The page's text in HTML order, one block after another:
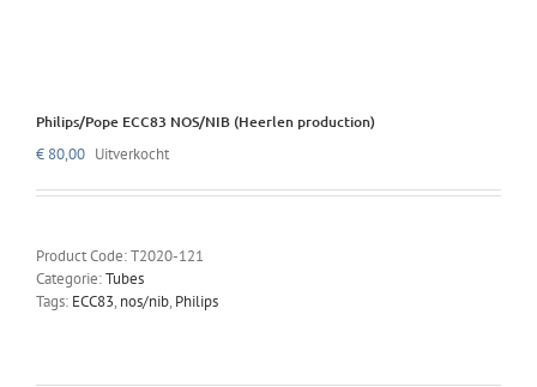
Philips/Pope ECC83 NOS/NIB (Heerlen production)
€ 80,00 Uitverkocht
Product Code:T2020-121
Categorie:Tubes
Tags: ECC83, nos/nib, Philips